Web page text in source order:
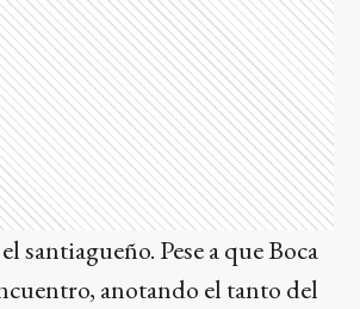
Pese a que Boca
anotando el tanto del